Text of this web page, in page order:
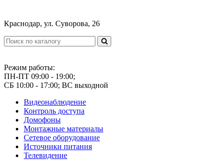
Краснодар, ул. Суворова, 26
Режим работы:
ПН-ПТ 09:00 - 19:00;
СБ 10:00 - 17:00; ВС выходной
Видеонаблюдение
Контроль доступа
Домофоны
Монтажные материалы
Сетевое оборудование
Источники питания
Телевидение